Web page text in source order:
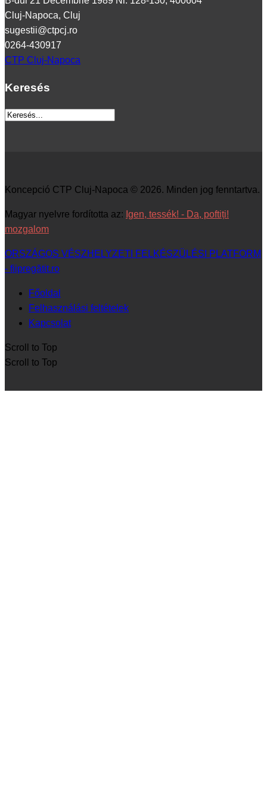
Cluj-Napoca, Cluj
sugestii@ctpcj.ro
0264-430917
CTP Cluj-Napoca
Keresés
Koncepció CTP Cluj-Napoca © 2026. Minden jog fenntartva.
Magyar nyelvre fordította az: Igen, tessék! - Da, poftiți!
mozgalom
ORSZÁGOS VÉSZHELYZETI FELKÉSZÜLÉSI PLATFORM
- fiipregătit.ro
Főoldal
Felhasználási feltételek
Kapcsolat
Scroll to Top
Scroll to Top